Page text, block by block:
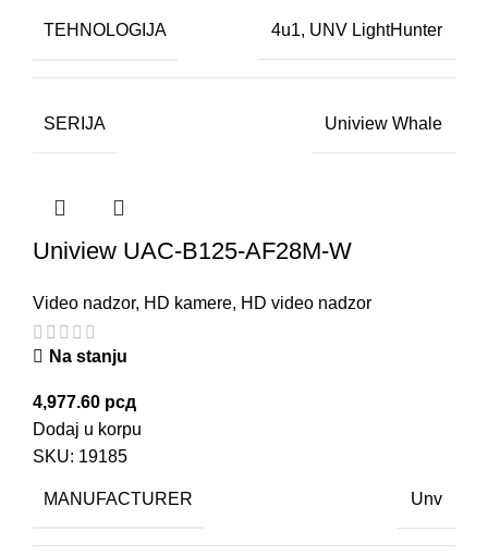
TEHNOLOGIJA 4u1, UNV LightHunter
SERIJA Uniview Whale
Uniview UAC-B125-AF28M-W
Video nadzor, HD kamere, HD video nadzor
Na stanju
4,977.60 рсд
Dodaj u korpu
SKU: 19185
MANUFACTURER Unv